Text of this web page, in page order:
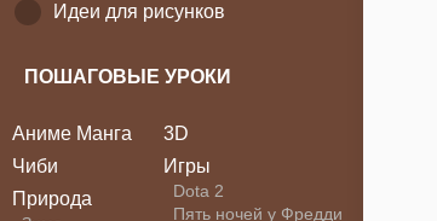
Идеи для рисунков
ПОШАГОВЫЕ УРОКИ
Аниме Манга
Чиби
Природа
3D
Игры
Dota 2
Пять ночей у Фредди